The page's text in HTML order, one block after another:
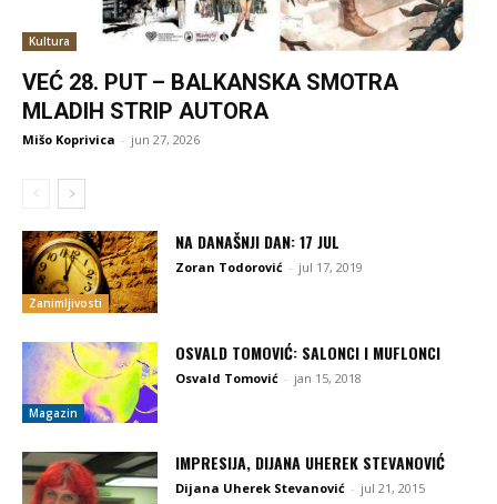
Kultura
VEĆ 28. PUT – BALKANSKA SMOTRA
MLADIH STRIP AUTORA
Mišo Koprivica - jun 27, 2026
Zanimljivosti
NA DANAŠNJI DAN: 17 JUL
Zoran Todorović - jul 17, 2019
Magazin
OSVALD TOMOVIĆ: SALONCI I MUFLONCI
Osvald Tomović - jan 15, 2018
IMPRESIJA, DIJANA UHEREK STEVANOVIĆ
Dijana Uherek Stevanović - jul 21, 2015